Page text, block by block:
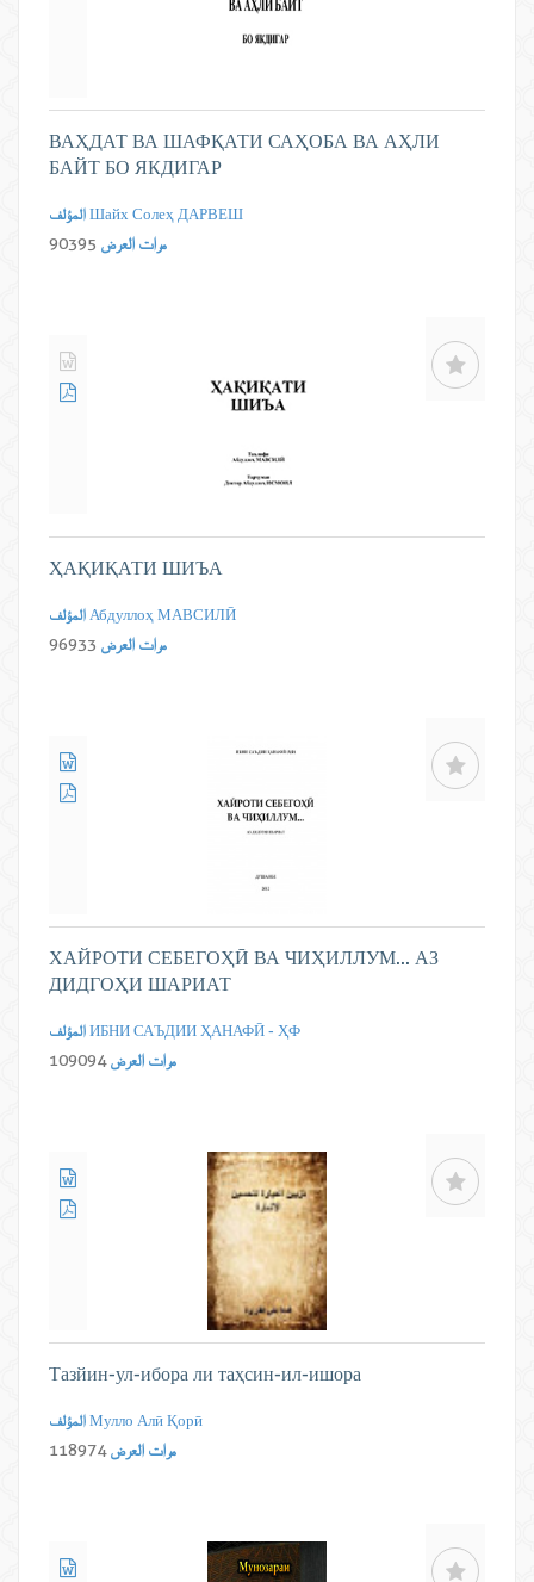
ВАҲДАТ ВА ШАФҚАТИ САҲОБА ВА АҲЛИ
БАЙТ БО ЯКДИГАР
Шайх Солеҳ ДАРВЕШ
مرات العرض 90395
ҲАҚИҚАТИ ШИЪА
Абдуллоҳ МАВСИЛӢ
مرات العرض 96933
ХАЙРОТИ СЕБЕГОҲӢ ВА ЧИҲИЛЛУМ... АЗ
ДИДГОҲИ ШАРИАТ
ИБНИ САЪДИИ ҲАНАФӢ - ҲФ
مرات العرض109094
Тазйин-ул-ибора ли таҳсин-ил-ишора
Мулло Алӣ Қорӣ
مرات العرض118974